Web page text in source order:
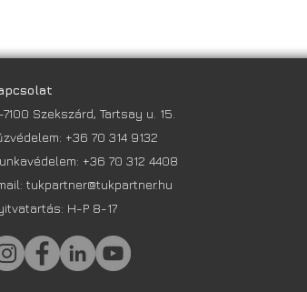
7100 Szekszárd, Tartsay u. 15.
+36 70 314 9132
+36 70 312 4408
tukpartner@tukpartner.hu
H-P 8-17